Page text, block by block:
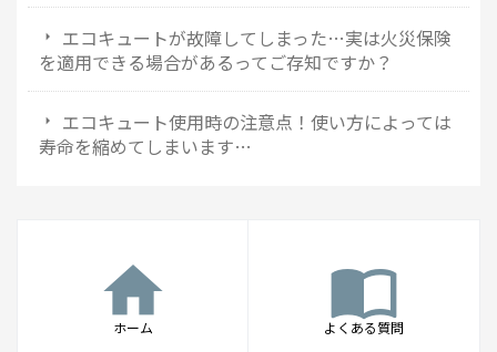
エコキュートが故障してしまった…実は火災保険
を適用できる場合があるってご存知ですか？
エコキュート使用時の注意点！使い方によっては
寿命を縮めてしまいます…
home
ホーム
import_contacts
よくある質問